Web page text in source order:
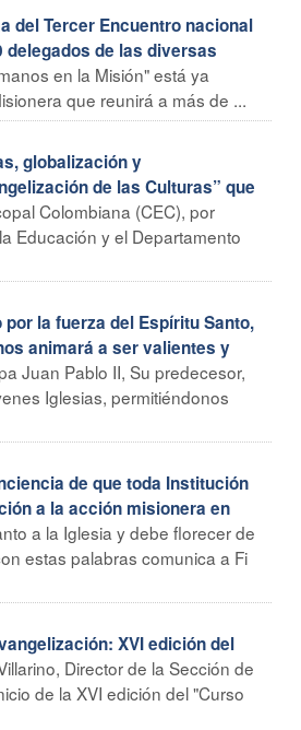
del Tercer Encuentro nacional
delegados de las diversas
en la Misión" está ya
que reunirá a más de ...
globalización y
de las Culturas” que
Colombiana (CEC), por
Educación y el Departamento
por la fuerza del Espíritu Santo,
animará a ser valientes y
Juan Pablo II, Su predecesor,
Iglesias, permitiéndonos
de que toda Institución
a la acción misionera en
a la Iglesia y debe florecer de
estas palabras comunica a Fi
XVI edición del
Director de la Sección de
de la XVI edición del "Curso